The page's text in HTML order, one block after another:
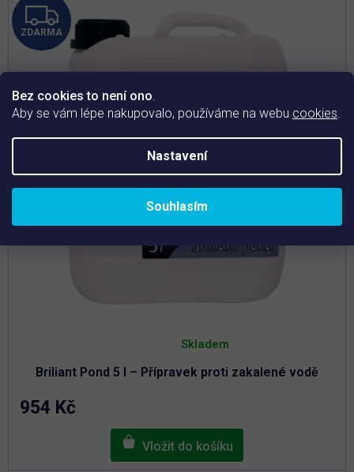
Bez cookies to není ono.
Aby se vám lépe nakupovalo, používáme na webu cookies.
Nastavení
Souhlasím
Z
D
A
R
M
A
ZDARMA
Briliant Pond 5 l – Přípravek proti zakalené vodě
hodnocení
je
5,0
Skladem
954 Kč